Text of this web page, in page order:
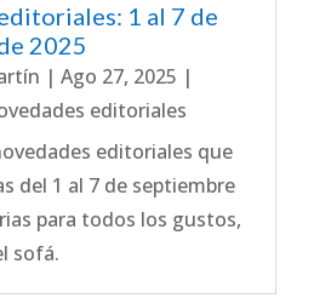
1 al 7 de
2025
| Ago 27, 2025 |
editoriales
editoriales que
del 1 al 7 de septiembre
para todos los gustos,
sofá.